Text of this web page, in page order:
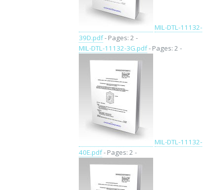
MIL-DTL-11132-
39D.pdf- Pages: 2 -
MIL-DTL-11132-3G.pdf- Pages: 2 -
MIL-DTL-11132-
40E.pdf- Pages: 2 -